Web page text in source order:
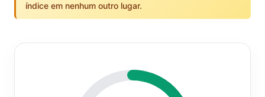
índice em nenhum outro lugar.